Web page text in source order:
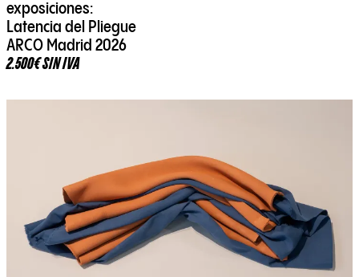
exposiciones:
Latencia del Pliegue
ARCO Madrid 2026
2.500€ SIN IVA